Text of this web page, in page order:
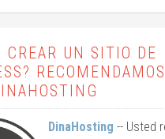
CREAR UN SITIO DE
DinaHosting -- Usted